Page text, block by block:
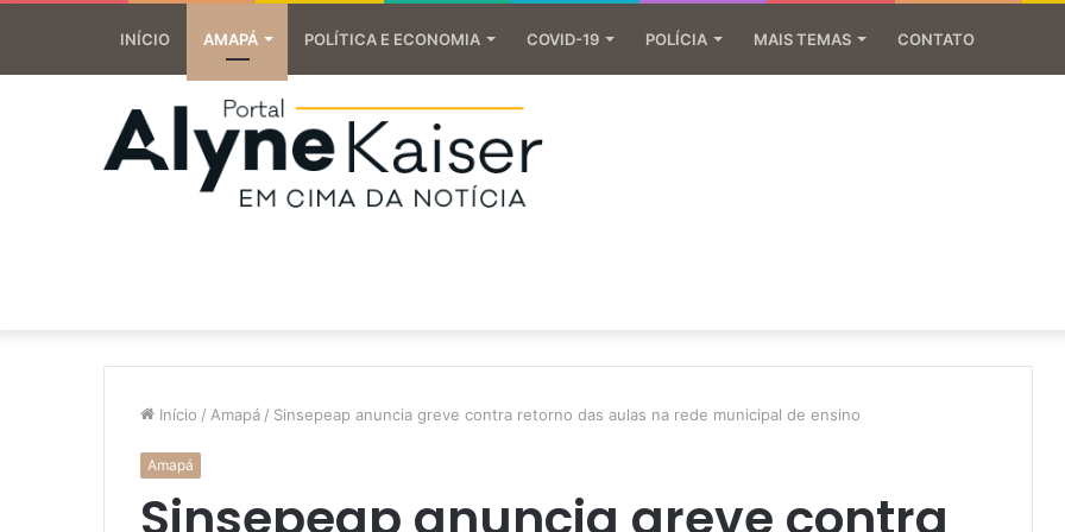
INÍCIO AMAPÁ POLÍTICA E ECONOMIA COVID-19 POLÍCIA MAIS TEMAS CONTATO
Início / Amapá / Sinsepeap anuncia greve contra retorno das aulas na rede municipal de ensino
Amapá
Sinsepeap anuncia greve contra